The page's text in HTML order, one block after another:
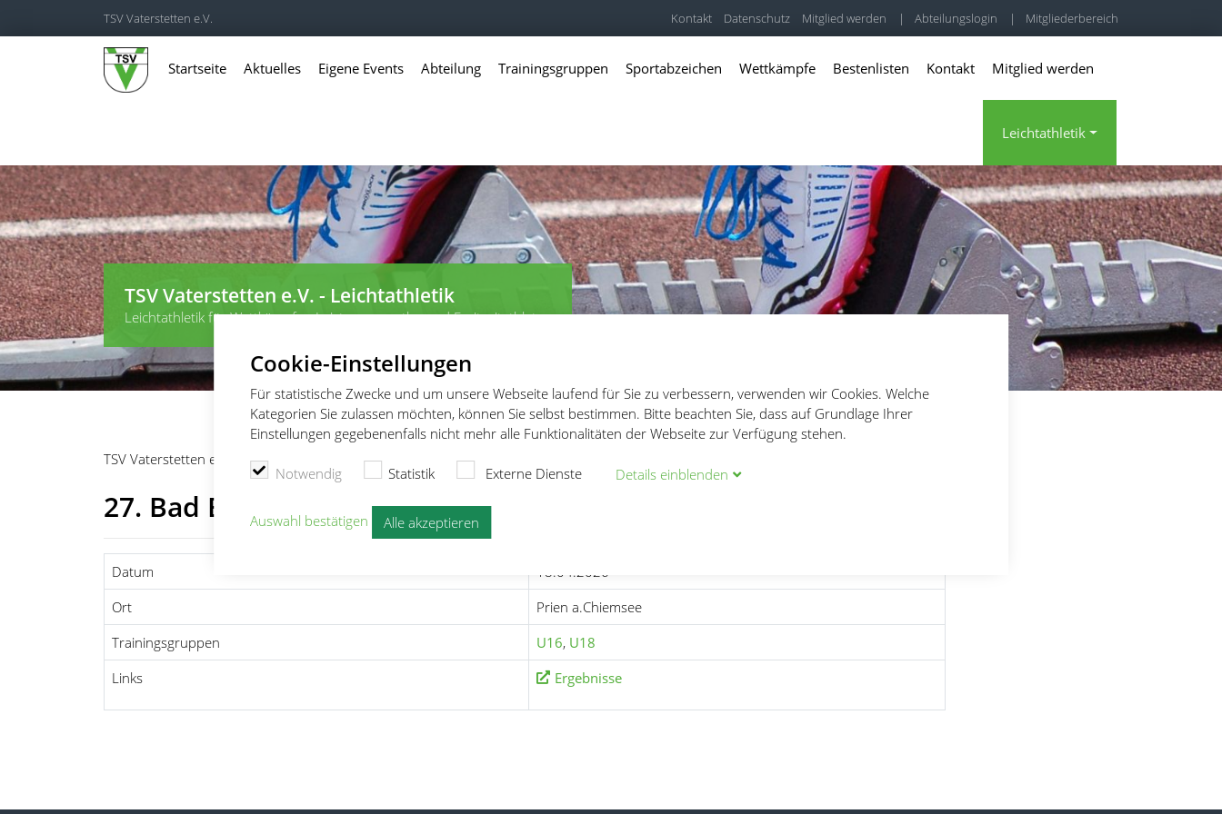
Cookie-Einstellungen
Für statistische Zwecke und um unsere Webseite laufend für Sie zu verbessern, verwenden wir Cookies. Welche
Kategorien Sie zulassen möchten, können Sie selbst bestimmen. Bitte beachten Sie, dass auf Grundlage Ihrer
Einstellungen gegebenenfalls nicht mehr alle Funktionalitäten der Webseite zur Verfügung stehen.
Notwendig Statistik Externe Dienste Details einblenden
Auswahl bestätigen Alle akzeptieren
TSV Vaterstetten e.V. Kontakt Datenschutz Mitglied werden | Abteilungslogin | Mitgliederbereich
Startseite Aktuelles Eigene Events Abteilung Trainingsgruppen Sportabzeichen Wettkämpfe Bestenlisten Kontakt Mitglied werden
Leichtathletik
TSV Vaterstetten e.V. - Leichtathletik
Leichtathletik für Wettkämpfer, Leistungssportler und Freitzeitathleten
TSV Vaterstetten e.V. Leichtathletik Wettkämpfe 27. Bad Endorfer Mehrkampf
27. Bad Endorfer Mehrkampf
Datum
18.04.2026
Ort
Prien a.Chiemsee
Trainingsgruppen
U16, U18
Links
Ergebnisse